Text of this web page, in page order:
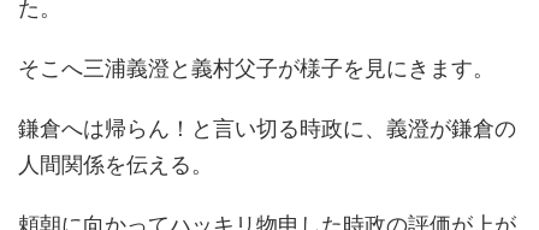
た。
そこへ三浦義澄と義村父子が様子を見にきます。
鎌倉へは帰らん！と言い切る時政に、義澄が鎌倉の
人間関係を伝える。
頼朝に向かってハッキリ物申した時政の評価が上が